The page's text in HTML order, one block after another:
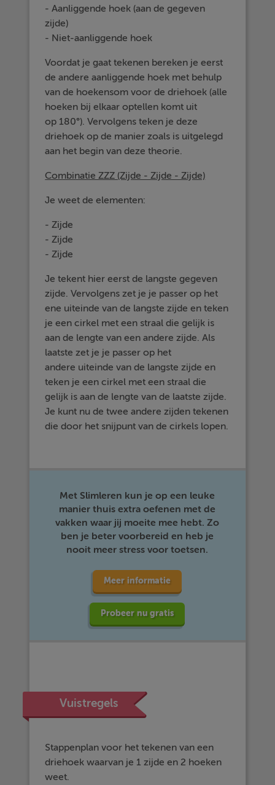
- Aanliggende hoek (aan de gegeven
zijde)
- Niet-aanliggende hoek
Voordat je gaat tekenen bereken je eerst
de andere aanliggende hoek met behulp
van de hoekensom voor de driehoek (alle
hoeken bij elkaar optellen komt uit
op 180°). Vervolgens teken je deze
driehoek op de manier zoals is uitgelegd
aan het begin van deze theorie.
Combinatie ZZZ (Zijde - Zijde - Zijde)
Je weet de elementen:
- Zijde
- Zijde
- Zijde
Je tekent hier eerst de langste gegeven
zijde. Vervolgens zet je je passer op het
ene uiteinde van de langste zijde en teken
je een cirkel met een straal die gelijk is
aan de lengte van een andere zijde. Als
laatste zet je je passer op het
andere uiteinde van de langste zijde en
teken je een cirkel met een straal die
gelijk is aan de lengte van de laatste zijde.
Je kunt nu de twee andere zijden tekenen
die door het snijpunt van de cirkels lopen.
Met Slimleren kun je op een leuke
manier thuis extra oefenen met de
vakken waar jij moeite mee hebt. Zo
ben je beter voorbereid en heb je
nooit meer stress voor toetsen.
Meer informatie
Probeer nu gratis
Vuistregels
Stappenplan voor het tekenen van een
driehoek waarvan je 1 zijde en 2 hoeken
weet.